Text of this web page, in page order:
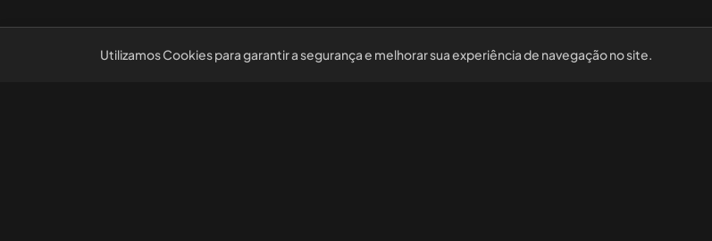
Utilizamos Cookies para garantir a segurança e melhorar sua experiência de navegação no site.